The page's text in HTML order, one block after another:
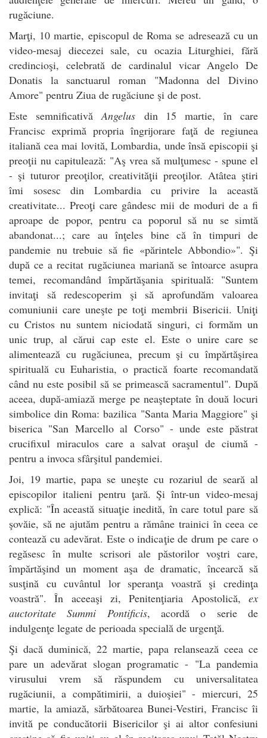
rugăciune.
Marţi, 10 martie, episcopul de Roma se adresează cu un
video-mesaj diecezei sale, cu ocazia Liturghiei, fără
credincioşi, celebrată de cardinalul vicar Angelo De
Donatis la sanctuarul roman "Madonna del Divino
Amore" pentru Ziua de rugăciune şi de post.
Este semnificativă Angelusdin 15 martie, în care
Francisc exprimă propria îngrijorare faţă de regiunea
italiană cea mai lovită, Lombardia, unde însă episcopii şi
preoţii nu capitulează: "Aş vrea să mulţumesc - spune el
- şi tuturor preoţilor, creativităţii preoţilor. Atâtea ştiri
îmi sosesc din Lombardia cu privire la această
creativitate... Preoţi care gândesc mii de moduri de a fi
aproape de popor, pentru ca poporul să nu se simtă
abandonat...; care au înţeles bine că în timpuri de
pandemie nu trebuie să fie «părintele Abbondio»". Şi
după ce a recitat rugăciunea mariană se întoarce asupra
temei, recomandând împărtăşania spirituală: "Suntem
invitaţi să redescoperim şi să aprofundăm valoarea
comuniunii care uneşte pe toţi membrii Bisericii. Uniţi
cu Cristos nu suntem niciodată singuri, ci formăm un
unic trup, al cărui cap este el. Este o unire care se
alimentează cu rugăciunea, precum şi cu împărtăşirea
spirituală cu Euharistia, o practică foarte recomandată
când nu este posibil să se primească sacramentul". După
aceea, după-amiază merge pe neaşteptate în două locuri
simbolice din Roma: bazilica "Santa Maria Maggiore" şi
biserica "San Marcello al Corso" - unde este păstrat
crucifixul miraculos care a salvat oraşul de ciumă -
pentru a invoca sfârşitul pandemiei.
Joi, 19 martie, papa se uneşte cu rozariul de seară al
episcopilor italieni pentru ţară. Şi într-un video-mesaj
explică: "În această situaţie inedită, în care totul pare să
şovăie, să ne ajutăm pentru a rămâne trainici în ceea ce
contează cu adevărat. Este o indicaţie de drum pe care o
regăsesc în multe scrisori ale păstorilor voştri care,
împărtăşind un moment aşa de dramatic, încearcă să
susţină cu cuvântul lor speranţa voastră şi credinţa
voastră". În aceeaşi zi, Penitenţiaria Apostolică, ex
auctoritate Summi Pontificis, acordă o serie de
indulgenţe legate de perioada specială de urgenţă.
Şi dacă duminică, 22 martie, papa relansează ceea ce
pare un adevărat slogan programatic - "La pandemia
virusului vrem să răspundem cu universalitatea
rugăciunii, a compătimirii, a duioşiei" - miercuri, 25
martie, la amiază, sărbătoarea Bunei-Vestiri, Francisc îi
invită pe conducătorii Bisericilor şi ai altor confesiuni